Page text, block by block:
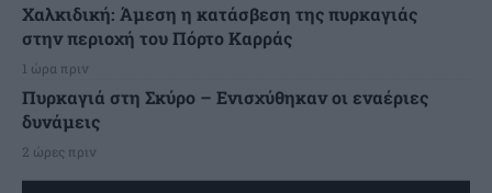
Χαλκιδική: Άμεση η κατάσβεση της πυρκαγιάς
στην περιοχή του Πόρτο Καρράς
1 ώρα πριν
Πυρκαγιά στη Σκύρο – Ενισχύθηκαν οι εναέριες
δυνάμεις
2 ώρες πριν